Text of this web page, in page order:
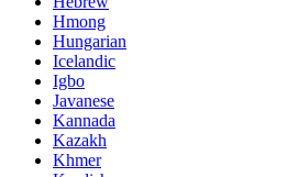
Hmong
Hungarian
Icelandic
Igbo
Javanese
Kannada
Kazakh
Khmer